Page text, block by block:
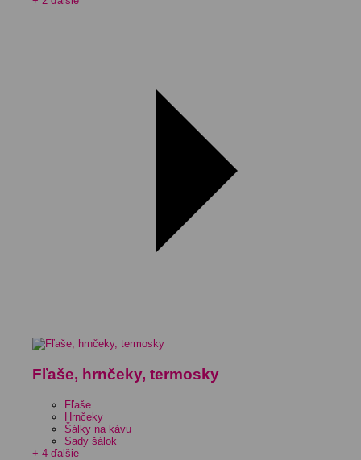
Fľaše, hrnčeky, termosky
Fľaše
Hrnčeky
Šálky na kávu
Sady šálok
+ 4 ďalšie